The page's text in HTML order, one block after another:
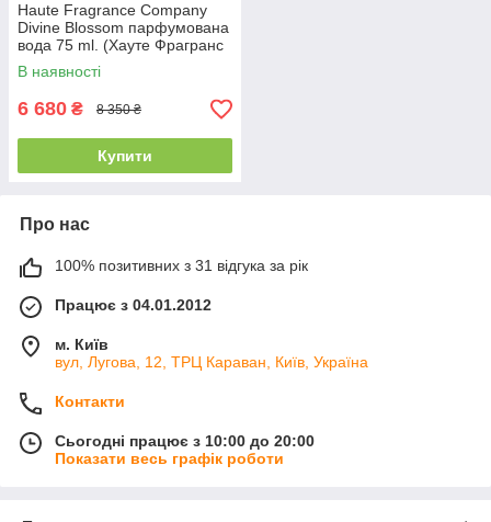
Haute Fragrance Company
Divine Blossom парфумована
вода 75 ml. (Хауте Фрагранс
Компані Дівіне Блосум)
В наявності
6 680 ₴ 8 350 ₴
Купити
Про нас
100% позитивних з 31 відгука за рік
Працює з 04.01.2012
м. Київ
вул, Лугова, 12, ТРЦ Караван, Київ, Україна
Контакти
Сьогодні працює з 10:00 до 20:00
Показати весь графік роботи